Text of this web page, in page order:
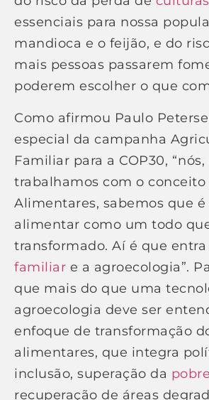
essenciais para nossa
mandioca e o feijão, e do
mais pessoas passarem
poderem escolher o que
Como afirmou Paulo
especial da campanha
Familiar para a COP30, “nós,
trabalhamos com o conceito
Alimentares, sabemos que é
alimentar como um todo
transformado. Aí é que entra
familiar e a agroecologia”.
que mais do que uma
agroecologia deve ser
enfoque de transformação
alimentares, que integra
inclusão, superação da
recuperação de áreas